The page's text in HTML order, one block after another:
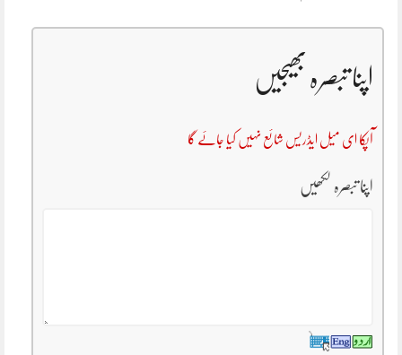
اپنا تبصرہ بھیجیں
آپکا ای میل ایڈریس شائع نہیں کیا جائے گا
اپنا تبصرہ لکھیں